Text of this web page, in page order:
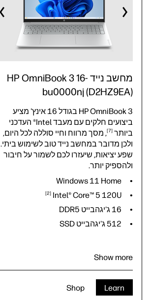
מחשב נייד HP OmniBook 3 16-
bu0000nj (D2HZ9EA)
HP OmniBook 3 בגודל 16 אינץ' מציע
ביצועים חלקים עם מעבד Intel® העדכני
ביותר 7 , מסך מרווח וחיי סוללה לכל היום,
ולכן מדובר במחשב נייד טוב לשימוש ביתי.
שפע יציאות, שיעזרו לכם לשמור על חיבור
ולהספיק יותר.
Windows 11 Home
Intel® Core™ 5 120U
2
16 ג'יגהבייט DDR5
512 ג'יגהבייט SSD
7
Show more
Learn
Shop